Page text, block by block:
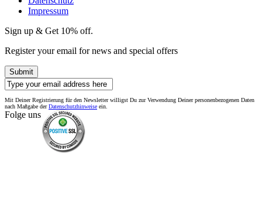
Impressum
Sign up & Get 10% off.
Register your email for news and special offers
Submit
Mit Deiner Registrierung für den Newsletter willigst Du zur Verwendung Deiner personenbezogenen Daten
nach Maßgabe derDatenschutzhinweise ein.
Folge uns